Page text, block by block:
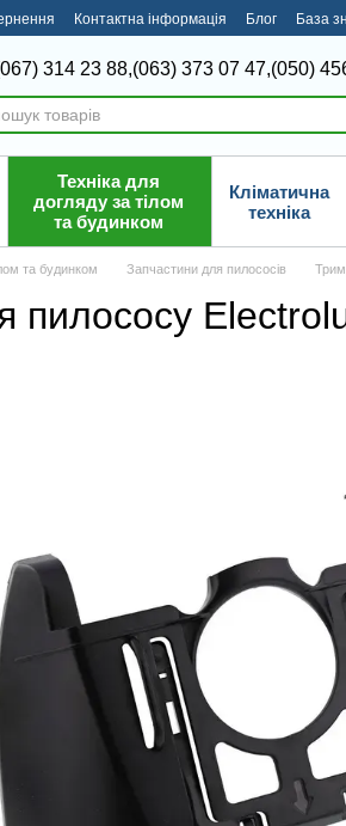
Контактна інформація Блог База
314 23 88,(063) 373 07 47,(050)
Техніка для
догляду за тілом
та будинком
Кліматична
техніка
та будинком Запчастини для пилососів
пилососу